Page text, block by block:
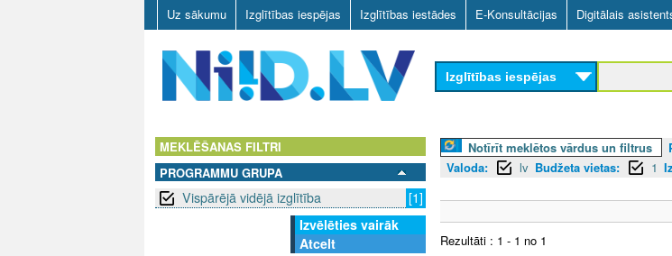
Skip
to
main
content
Uz sākumu Izglītības iespējas Izglītības iestādes E-Konsultācijas Digitālais
Izglītības iespējas
MEKLĒŠANAS FILTRI
PROGRAMMU GRUPA
Vispārējā vidējā izglītība
[1]
Izvēlēties vairāk
Atcelt
Notīrīt meklētos vārdus un filtrus
Valoda:
lv Budžeta vietas: 1
Rezultāti : 1 - 1 no 1